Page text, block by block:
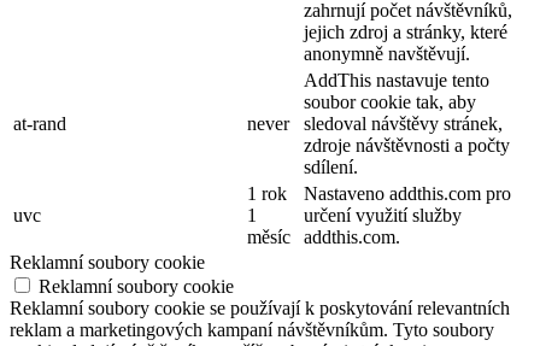
zahrnují počet návštěvníků,
jejich zdroj a stránky, které
anonymně navštěvují.
at-rand never
AddThis nastavuje tento
soubor cookie tak, aby
sledoval návštěvy stránek,
zdroje návštěvnosti a počty
sdílení.
uvc
1 rok
1
měsíc
Nastaveno addthis.com pro
určení využití služby
addthis.com.
Reklamní soubory cookie
Reklamní soubory cookie
Reklamní soubory cookie se používají k poskytování relevantních
reklam a marketingových kampaní návštěvníkům. Tyto soubory